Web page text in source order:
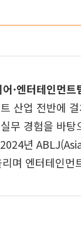
·엔터테인먼트
산업 전반에
무 경험을 바
년
며 엔터테인